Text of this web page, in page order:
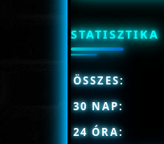
STATISZTIKA
ÖSSZES:
30 NAP:
24 ÓRA: